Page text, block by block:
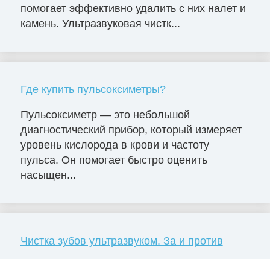
помогает эффективно удалить с них налет и
камень. Ультразвуковая чистк...
Где купить пульсоксиметры?
Пульсоксиметр — это небольшой
диагностический прибор, который измеряет
уровень кислорода в крови и частоту
пульса. Он помогает быстро оценить
насыщен...
Чистка зубов ультразвуком. За и против